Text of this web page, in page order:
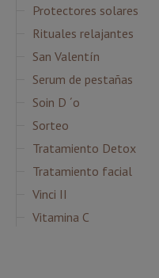
Protectores solares
Rituales relajantes
San Valentín
Serum de pestañas
Soin D ´o
Sorteo
Tratamiento Detox
Tratamiento facial
Vinci II
Vitamina C